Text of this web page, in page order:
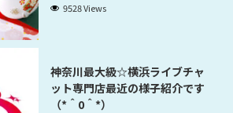
9528 Views
神奈川最大級☆横浜ライブチャ
ット専門店最近の様子紹介です
（*＾0＾*）